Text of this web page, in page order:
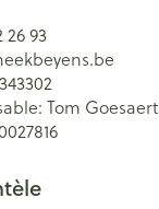
26 93
343302
Tom Goesaert